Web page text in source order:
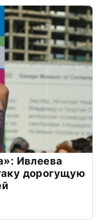
Ивлеева
дорогущую